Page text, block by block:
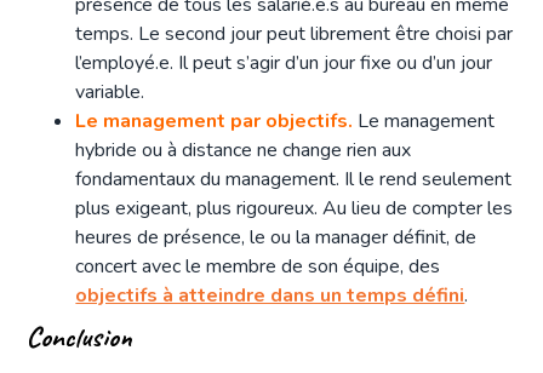
temps. Le second jour peut librement être choisi par
l’employé.e. Il peut s’agir d’un jour fixe ou d’un jour
variable.
Le management par objectifs. Le management
hybride ou à distance ne change rien aux
fondamentaux du management. Il le rend seulement
plus exigeant, plus rigoureux. Au lieu de compter les
heures de présence, le ou la manager définit, de
concert avec le membre de son équipe, des
objectifs à atteindre dans un temps défini.
Conclusion